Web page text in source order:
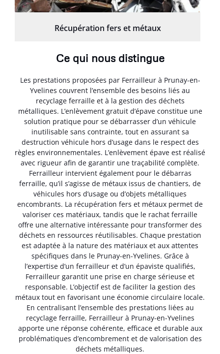
Récupération fers et métaux
Ce qui nous distingue
Les prestations proposées par Ferrailleur à Prunay-en-
Yvelines couvrent l’ensemble des besoins liés au
recyclage ferraille et à la gestion des déchets
métalliques. L’enlèvement gratuit d’épave constitue une
solution pratique pour se débarrasser d’un véhicule
inutilisable sans contrainte, tout en assurant sa
destruction véhicule hors d’usage dans le respect des
règles environnementales. L’enlèvement épave est réalisé
avec rigueur afin de garantir une traçabilité complète.
Ferrailleur intervient également pour le débarras
ferraille, qu’il s’agisse de métaux issus de chantiers, de
véhicules hors d’usage ou d’objets métalliques
encombrants. La récupération fers et métaux permet de
valoriser ces matériaux, tandis que le rachat ferraille
offre une alternative intéressante pour transformer des
déchets en ressources réutilisables. Chaque prestation
est adaptée à la nature des matériaux et aux attentes
spécifiques dans le Prunay-en-Yvelines. Grâce à
l’expertise d’un ferrailleur et d’un épaviste qualifiés,
Ferrailleur garantit une prise en charge sérieuse et
responsable. L’objectif est de faciliter la gestion des
métaux tout en favorisant une économie circulaire locale.
En centralisant l’ensemble des prestations liées au
recyclage ferraille, Ferrailleur à Prunay-en-Yvelines
apporte une réponse cohérente, efficace et durable aux
problématiques d’encombrement et de valorisation des
déchets métalliques.